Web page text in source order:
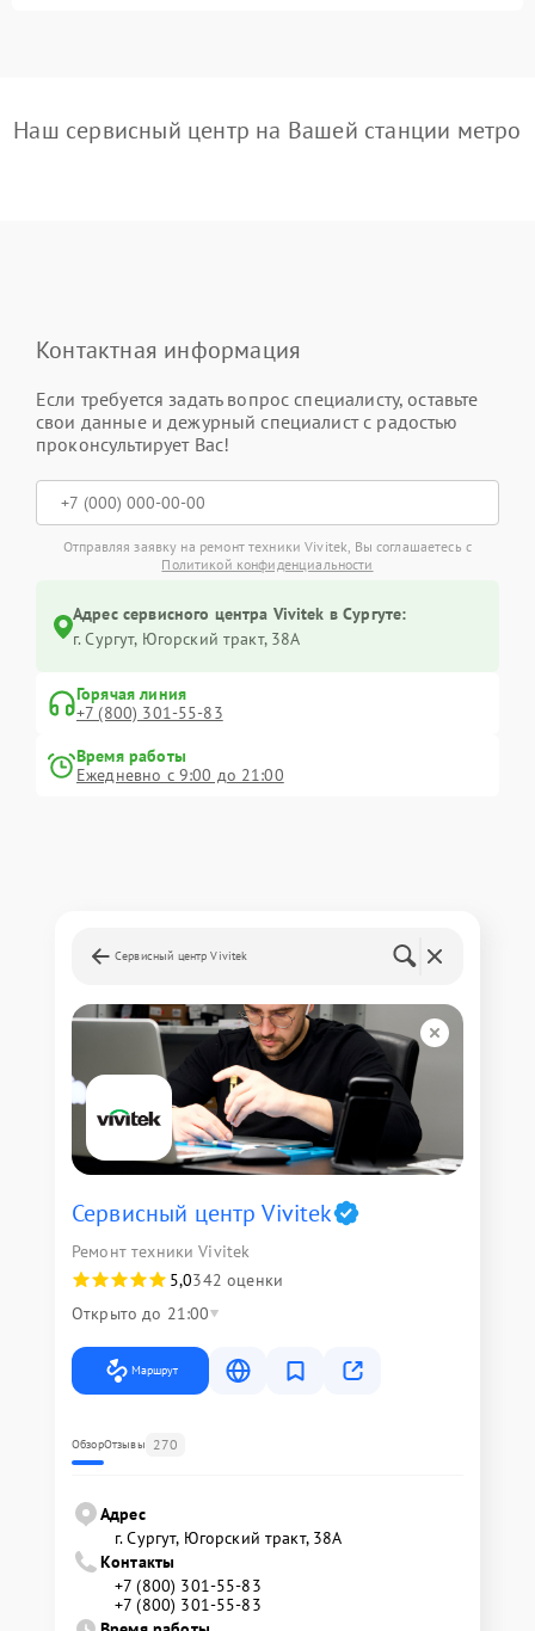
Наш сервисный центр на Вашей станции метро
Контактная информация
Если требуется задать вопрос специалисту, оставьте
свои данные и дежурный специалист с радостью
проконсультирует Вас!
Отправляя заявку на ремонт техники Vivitek, Вы соглашаетесь с
Политикой конфиденциальности
Адрес сервисного центра Vivitek в Сургуте:
г. Сургут, Югорский тракт, 38А
Горячая линия
+7 (800) 301-55-83
Время работы
Ежедневно с 9:00 до 21:00
Сервисный центр Vivitek
Сервисный центр Vivitek
Ремонт техники Vivitek
5,0342 оценки
Открыто до 21:00
Маршрут
ОбзорОтзывы 270
Адрес
г. Сургут, Югорский тракт, 38А
Контакты
+7 (800) 301-55-83
+7 (800) 301-55-83